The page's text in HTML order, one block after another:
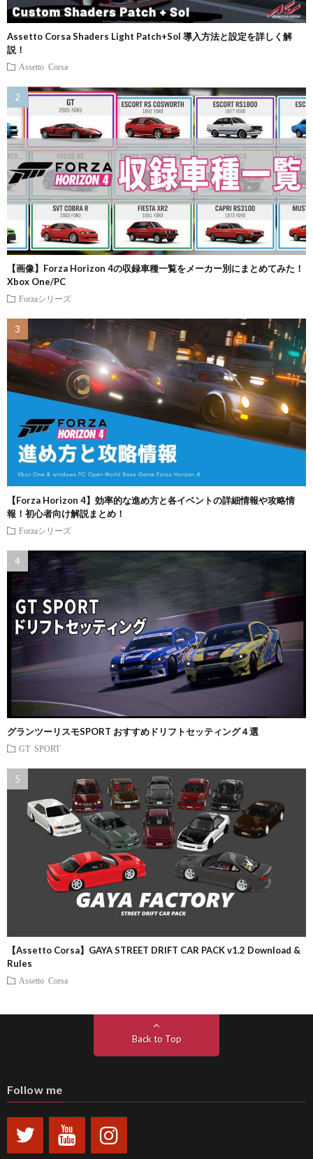
Assetto Corsa Shaders Light Patch+Sol 導入方法と設定を詳しく解
説！
Assetto Corsa
【画像】Forza Horizon 4の収録車種一覧をメーカー別にまとめてみた！
Xbox One/PC
Forzaシリーズ
【Forza Horizon 4】効率的な進め方と各イベントの詳細情報や攻略情
報！初心者向け解説まとめ！
Forzaシリーズ
グランツーリスモSPORT おすすめドリフトセッティング４選
GT SPORT
【Assetto Corsa】GAYA STREET DRIFT CAR PACK v1.2 Download &
Rules
Assetto Corsa
Back to Top
Follow me